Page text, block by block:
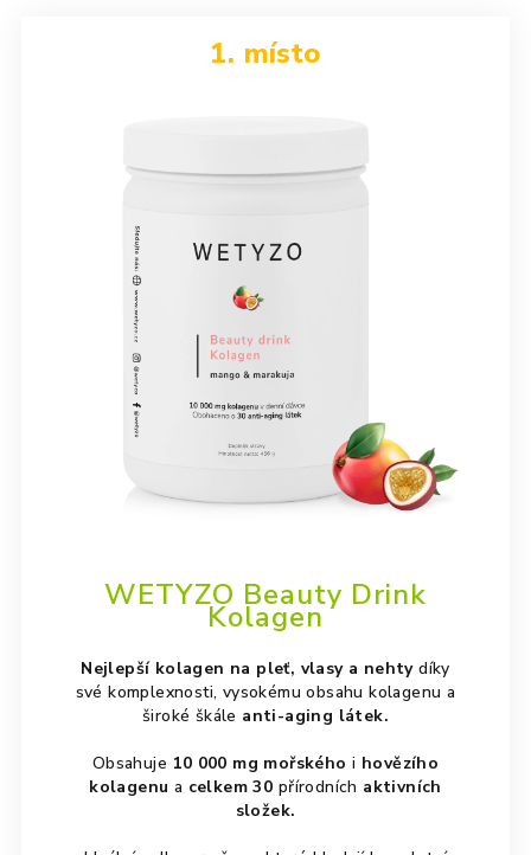
1. místo
WETYZO Beauty Drink
Kolagen
Nejlepší kolagen na pleť, vlasy a nehtydíky
své komplexnosti, vysokému obsahu kolagenu a
široké škále anti-aging látek.
Obsahuje 10 000 mg mořskéhoi hovězího
kolagenu a celkem 30 přírodních aktivních
složek.